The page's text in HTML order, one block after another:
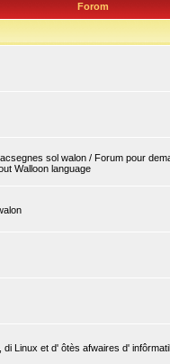
Forom
sol walon / Forum pour
Walloon language
Linux et d' ôtès afwaires d'